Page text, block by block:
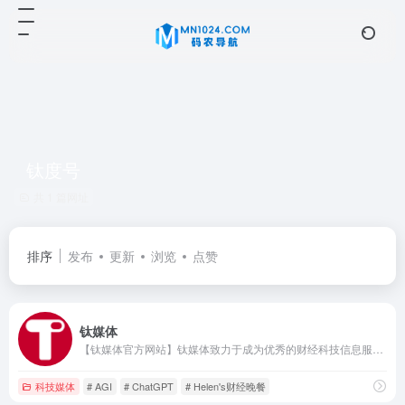
排序 发布 更新 浏览 点赞
钛媒体
科技媒体 # AGI # ChatGPT # Helen's财经晚餐